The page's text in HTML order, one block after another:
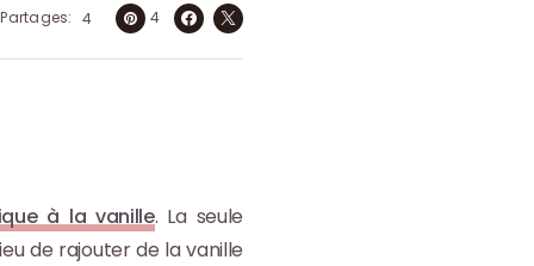
4
Partages 4
à la vanille. La seule
de rajouter de la vanille